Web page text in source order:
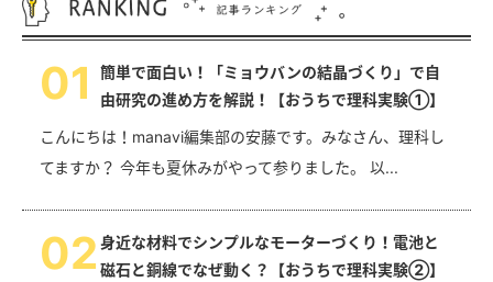
01
簡単で面白い！「ミョウバンの結晶づくり」で自
由研究の進め方を解説！【おうちで理科実験①】
こんにちは！manavi編集部の安藤です。みなさん、理科し
てますか？ 今年も夏休みがやって参りました。 以...
02 身近な材料でシンプルなモーターづくり！電池と
磁石と銅線でなぜ動く？【おうちで理科実験②】